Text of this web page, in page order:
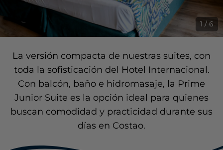
1 / 6
La versión compacta de nuestras suites, con
toda la sofisticación del Hotel Internacional.
Con balcón, baño e hidromasaje, la Prime
Junior Suite es la opción ideal para quienes
buscan comodidad y practicidad durante sus
días en Costao.